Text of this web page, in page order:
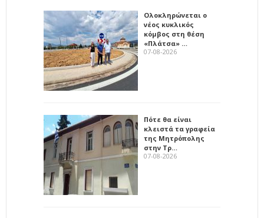
Ολοκληρώνεται ο
νέος κυκλικός
κόμβος στη θέση
«Πλάτσα» …
07-08-2026
Πότε θα είναι
κλειστά τα γραφεία
της Μητρόπολης
στην Τρ…
07-08-2026